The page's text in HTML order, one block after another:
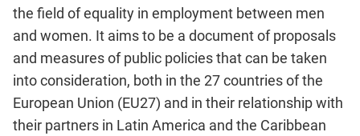
the field of equality in employment between men
and women. It aims to be a document of proposals
and measures of public policies that can be taken
into consideration, both in the 27 countries of the
European Union (EU27) and in their relationship with
their partners in Latin America and the Caribbean